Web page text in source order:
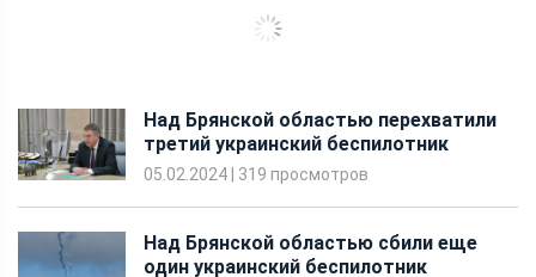
Над Брянской областью перехватили
Над Брянской областью сбили еще
один украинский беспилотник